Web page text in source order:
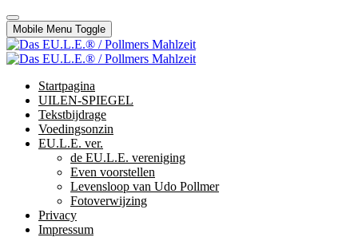
Mobile Menu Toggle
Startpagina
UILEN-SPIEGEL
Tekstbijdrage
Voedingsonzin
EU.L.E. ver.
de EU.L.E. vereniging
Even voorstellen
Levensloop van Udo Pollmer
Fotoverwijzing
Privacy
Impressum